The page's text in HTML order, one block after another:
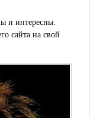
и интересны.
сайта на свой